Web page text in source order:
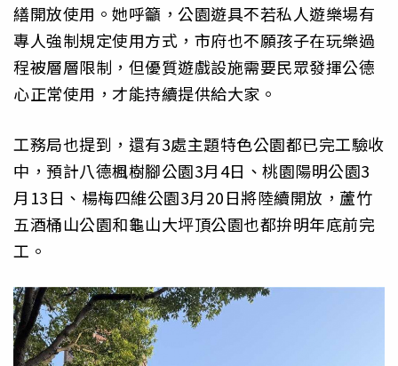
繕開放使用。她呼籲，公園遊具不若私人遊樂場有
專人強制規定使用方式，市府也不願孩子在玩樂過
程被層層限制，但優質遊戲設施需要民眾發揮公德
心正常使用，才能持續提供給大家。
工務局也提到，還有3處主題特色公園都已完工驗收
中，預計八德楓樹腳公園3月4日、桃園陽明公園3
月13日、楊梅四維公園3月20日將陸續開放，蘆竹
五酒桶山公園和龜山大坪頂公園也都拚明年底前完
工。